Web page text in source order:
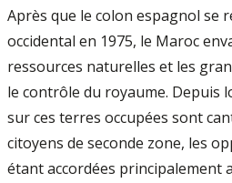
Après que le colon espagnol se
occidental en 1975, le Maroc
ressources naturelles et les
le contrôle du royaume. Depuis
sur ces terres occupées sont
citoyens de seconde zone, les
étant accordées principalement